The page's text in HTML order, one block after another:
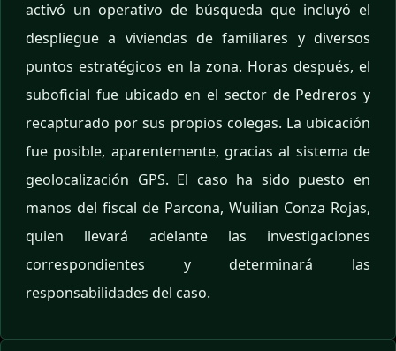
activó un operativo de búsqueda que incluyó el
despliegue a viviendas de familiares y diversos
puntos estratégicos en la zona. Horas después, el
suboficial fue ubicado en el sector de Pedreros y
recapturado por sus propios colegas. La ubicación
fue posible, aparentemente, gracias al sistema de
geolocalización GPS. El caso ha sido puesto en
manos del fiscal de Parcona, Wuilian Conza Rojas,
quien llevará adelante las investigaciones
correspondientes y determinará las
responsabilidades del caso.